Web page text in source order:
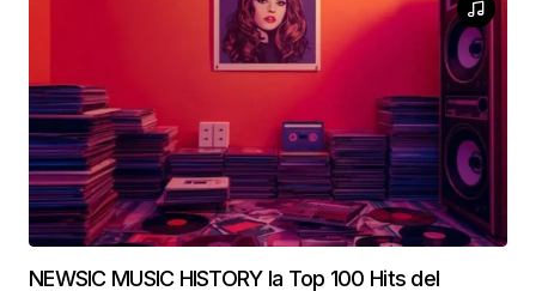
NEWSIC MUSIC HISTORY la Top 100 Hits del